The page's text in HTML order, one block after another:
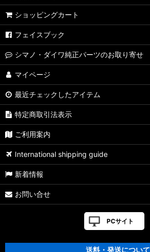
ショッピングカート
フェイスブック
シマノ・ダイワ純正パーツのお取り寄せ
マイページ
最近チェックしたアイテム
特定商取引法表示
ご利用案内
International shipping guide
新着情報
お問い合せ
PCサイト
送料・発送について